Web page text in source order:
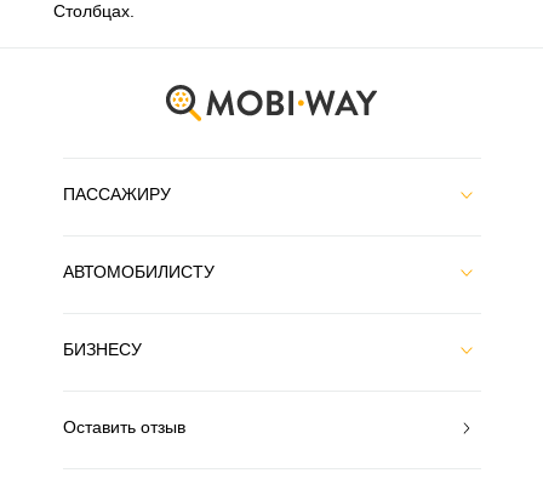
Столбцах.
ПАССАЖИРУ
АВТОМОБИЛИСТУ
БИЗНЕСУ
Оставить отзыв